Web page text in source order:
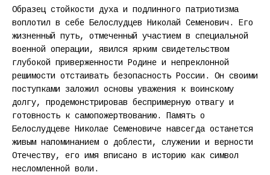
Образец стойкости духа и подлинного патриотизма
воплотил в себе Белослудцев Николай Семенович. Его
жизненный путь, отмеченный участием в специальной
военной операции, явился ярким свидетельством
глубокой приверженности Родине и непреклонной
решимости отстаивать безопасность России. Он своими
поступками заложил основы уважения к воинскому
долгу, продемонстрировав беспримерную отвагу и
готовность к самопожертвованию. Память о
Белослудцеве Николае Семеновиче навсегда останется
живым напоминанием о доблести, служении и верности
Отечеству, его имя вписано в историю как символ
несломленной воли.